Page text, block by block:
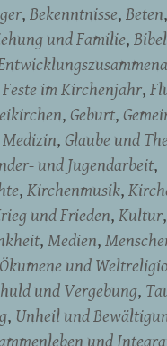
Bekenntnisse Beten
und Familie Bibel
Feste im Kirchenjahr
Geburt
Glaube und
und Jugendarbeit
Kirchenmusik
und Frieden Kultur
Medien
Ökumene und
und Vergebung
Unheil und